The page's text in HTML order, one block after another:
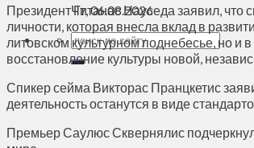
Чт, 06.08.2026
Президент Гитанас Науседа заявил,
личности, которая внесла вклад в
литовском культурном поднебесье, но
восстановление культуры новой,
Спикер сейма Викторас Пранцкетис
деятельность останутся в виде
Премьер Саулюс Сквернялис подчеркнул